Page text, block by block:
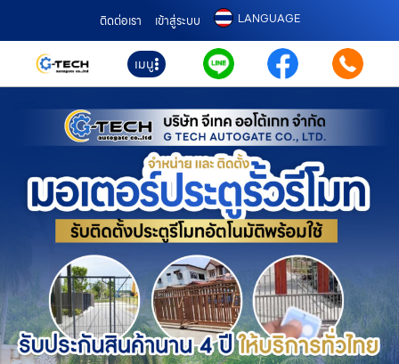
ติดต่อเรา เข้าสู่ระบบ LANGUAGE
เมนู